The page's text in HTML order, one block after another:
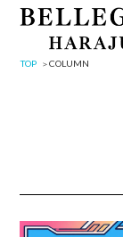
TOP COLUMN